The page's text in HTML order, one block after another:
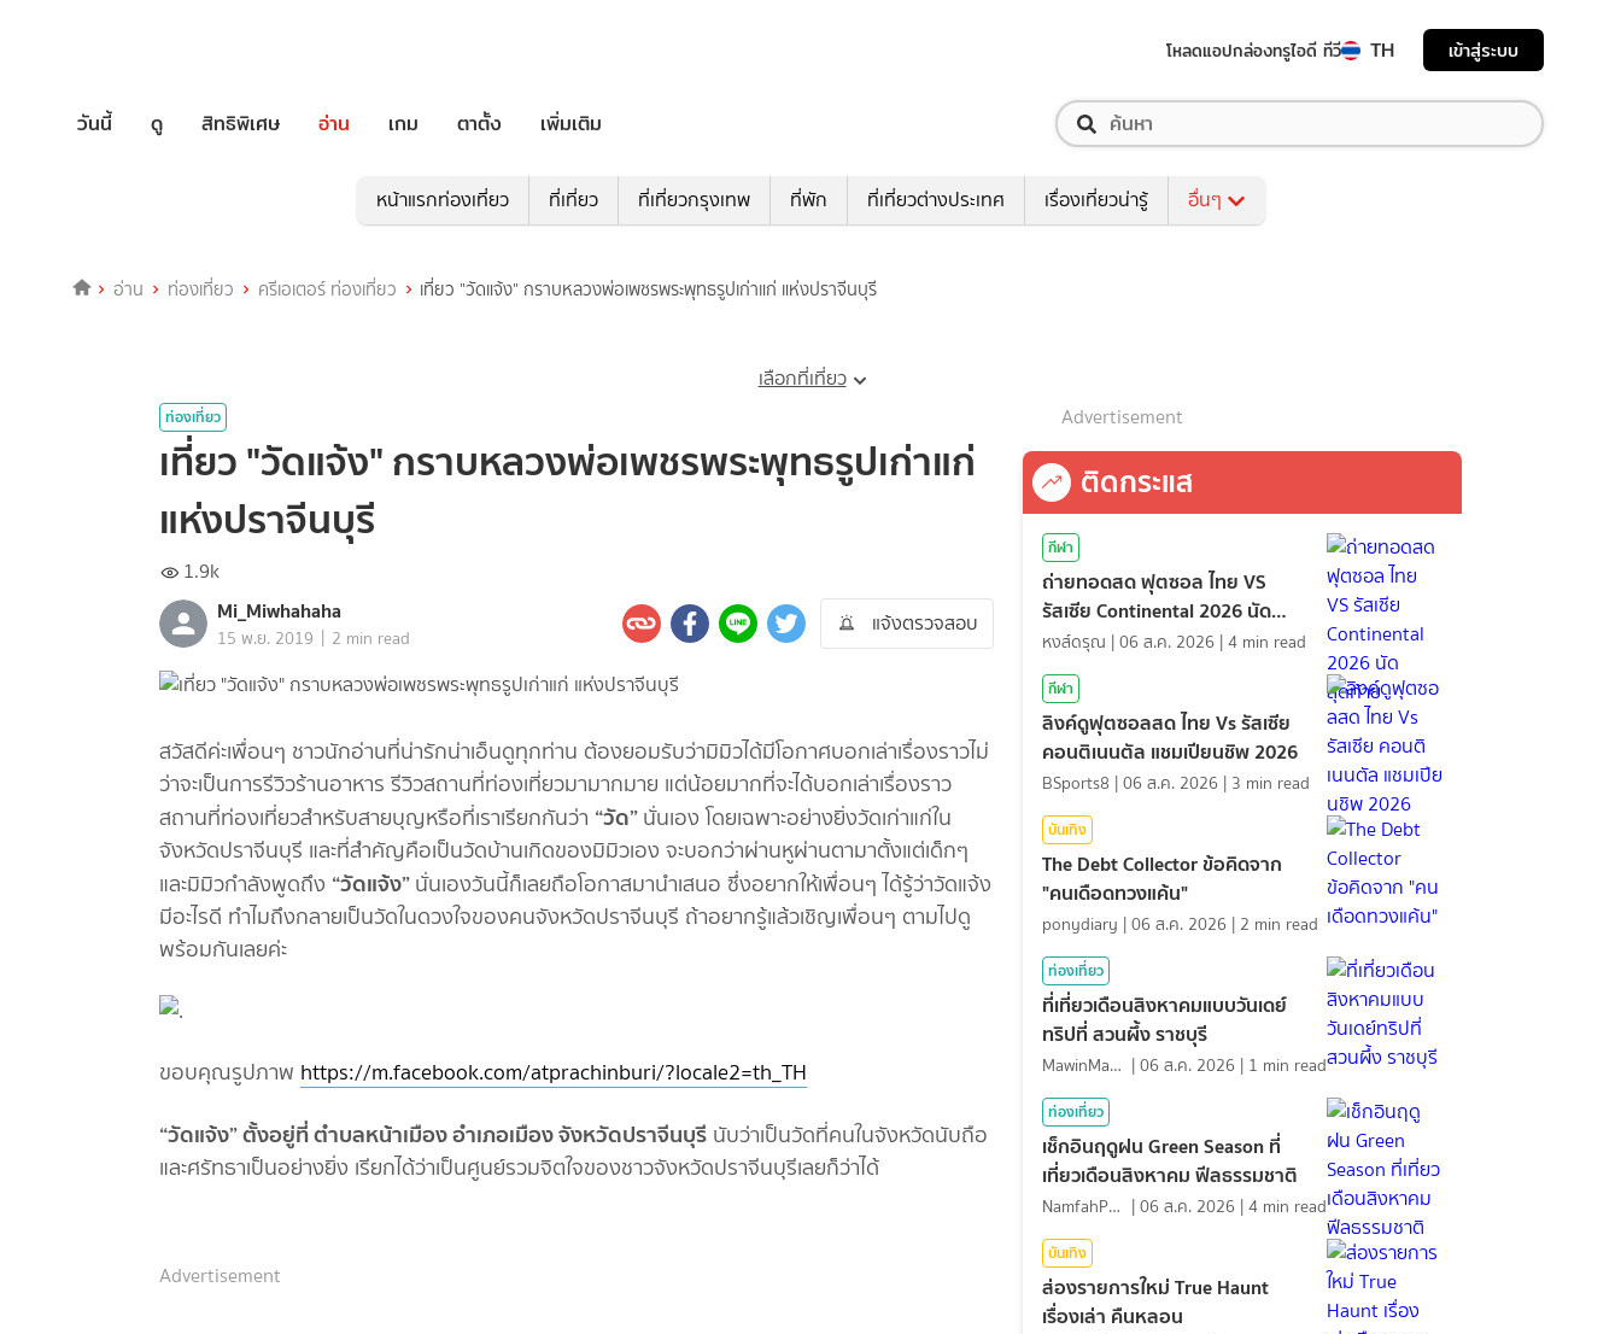
โหลดแอปกล่องทรูไอดี ทีวี TH เข้าสู่ระบบ
วันนี้ ดู สิทธิพิเศษ อ่าน เกม ตาตั้ง เพิ่มเติม
หน้าแรกท่องเที่ยว ที่เที่ยว ที่เที่ยวกรุงเทพ ที่พัก ที่เที่ยวต่างประเทศ เรื่องเที่ยวน่ารู้ อื่นๆ
อ่าน ท่องเที่ยว ครีเอเตอร์ ท่องเที่ยว เที่ยว "วัดแจ้ง" กราบหลวงพ่อเพชรพระพุทธรูปเก่าแก่ แห่งปราจีนบุรี
เลือกที่เที่ยว
ท่องเที่ยว
เที่ยว "วัดแจ้ง" กราบหลวงพ่อเพชรพระพุทธรูปเก่าแก่
แห่งปราจีนบุรี
1.9k
Mi_Miwhahaha
15 พ.ย. 2019 | 2 min read
แจ้งตรวจสอบ
สวัสดีค่ะเพื่อนๆ ชาวนักอ่านที่น่ารักน่าเอ็นดูทุกท่าน ต้องยอมรับว่ามิมิวได้มีโอกาศบอกเล่าเรื่องราวไม่
ว่าจะเป็นการรีวิวร้านอาหาร รีวิวสถานที่ท่องเที่ยวมามากมาย แต่น้อยมากที่จะได้บอกเล่าเรื่องราว
สถานที่ท่องเที่ยวสำหรับสายบุญหรือที่เราเรียกกันว่า “วัด”นั่นเอง โดยเฉพาะอย่างยิ่งวัดเก่าแก่ใน
จังหวัดปราจีนบุรี และที่สำคัญคือเป็นวัดบ้านเกิดของมิมิวเอง จะบอกว่าผ่านหูผ่านตามาตั้งแต่เด็กๆ
และมิมิวกำลังพูดถึง “วัดแจ้ง”นั่นเองวันนี้ก็เลยถือโอกาสมานำเสนอ ซึ่งอยากให้เพื่อนๆ ได้รู้ว่าวัดแจ้ง
มีอะไรดี ทำไมถึงกลายเป็นวัดในดวงใจของคนจังหวัดปราจีนบุรี ถ้าอยากรู้แล้วเชิญเพื่อนๆ ตามไปดู
พร้อมกันเลยค่ะ
ขอบคุณรูปภาพ https://m.facebook.com/atprachinburi/?locale2=th_TH
“วัดแจ้ง” ตั้งอยู่ที่ ตำบลหน้าเมือง อำเภอเมือง จังหวัดปราจีนบุรี นับว่าเป็นวัดที่คนในจังหวัดนับถือ
และศรัทธาเป็นอย่างยิ่ง เรียกได้ว่าเป็นศูนย์รวมจิตใจของชาวจังหวัดปราจีนบุรีเลยก็ว่าได้
Advertisement
Advertisement
ติดกระแส
กีฬา
ถ่ายทอดสด ฟุตซอล ไทย VS
รัสเซีย Continental 2026 นัด
สุดท้าย
หงส์ดรุณ |06 ส.ค. 2026 |4 min read
กีฬา
ลิงค์ดูฟุตซอลสด ไทย Vs รัสเซีย
คอนติเนนตัล แชมเปียนชิพ 2026
BSports8 |06 ส.ค. 2026 | 3 min read
บันเทิง
The Debt Collector ข้อคิดจาก
"คนเดือดทวงแค้น"
ponydiary |06 ส.ค. 2026 | 2 min read
ท่องเที่ยว
ที่เที่ยวเดือนสิงหาคมแบบวันเดย์
ทริปที่ สวนผึ้ง ราชบุรี
MawinMatravel |06 ส.ค. 2026 | 1 min read
ท่องเที่ยว
เช็กอินฤดูฝน Green Season ที่
เที่ยวเดือนสิงหาคม ฟีลธรรมชาติ
NamfahPhupha |06 ส.ค. 2026 |4 min read
บันเทิง
ส่องรายการใหม่ True Haunt
เรื่องเล่า คืนหลอน